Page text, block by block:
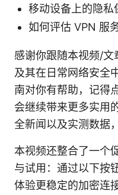
移动设备上的隐私
如何评估 VPN 服
感谢你跟随本视频/
及其在日常网络安全
南对你有帮助，记得
会继续带来更多实用
全新闻以及实测数据
本视频还整合了一个
与试用：通过以下按
体验更稳定的加密连